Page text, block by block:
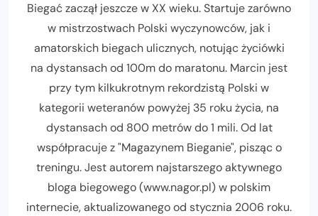
Biegać zaczął jeszcze w XX wieku. Startuje zarówno
w mistrzostwach Polski wyczynowców, jak i
amatorskich biegach ulicznych, notując życiówki
na dystansach od 100m do maratonu. Marcin jest
przy tym kilkukrotnym rekordzistą Polski w
kategorii weteranów powyżej 35 roku życia, na
dystansach od 800 metrów do 1 mili. Od lat
współpracuje z "Magazynem Bieganie", pisząc o
treningu. Jest autorem najstarszego aktywnego
bloga biegowego (www.nagor.pl) w polskim
internecie, aktualizowanego od stycznia 2006 roku.